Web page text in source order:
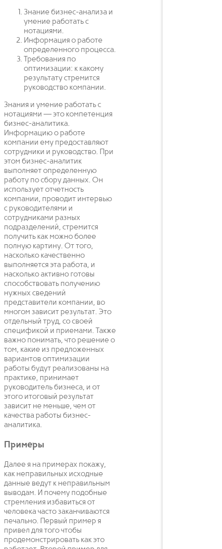
Знание бизнес-анализа и
умение работать с
нотациями.
Информация о работе
определенного процесса.
Требования по
оптимизации: к какому
результату стремится
руководство компании.
Знания и умение работать с
нотациями — это компетенция
бизнес-аналитика.
Информацию о работе
компании ему предоставляют
сотрудники и руководство. При
этом бизнес-аналитик
выполняет определенную
работу по сбору данных. Он
использует отчетность
компании, проводит интервью
с руководителями и
сотрудниками разных
подразделений, стремится
получить как можно более
полную картину. От того,
насколько качественно
выполняется эта работа, и
насколько активно готовы
способствовать получению
нужных сведений
представители компании, во
многом зависит результат. Это
отдельный труд, со своей
спецификой и приемами. Также
важно понимать, что решение о
том, какие из предложенных
вариантов оптимизации
работы будут реализованы на
практике, принимает
руководитель бизнеса, и от
этого итоговый результат
зависит не меньше, чем от
качества работы бизнес-
аналитика.
Примеры
Далее я на примерах покажу,
как неправильных исходные
данные ведут к неправильным
выводам. И почему подобные
стремления избавиться от
человека часто заканчиваются
печально. Первый пример я
привел для того чтобы
продемонстрировать как это